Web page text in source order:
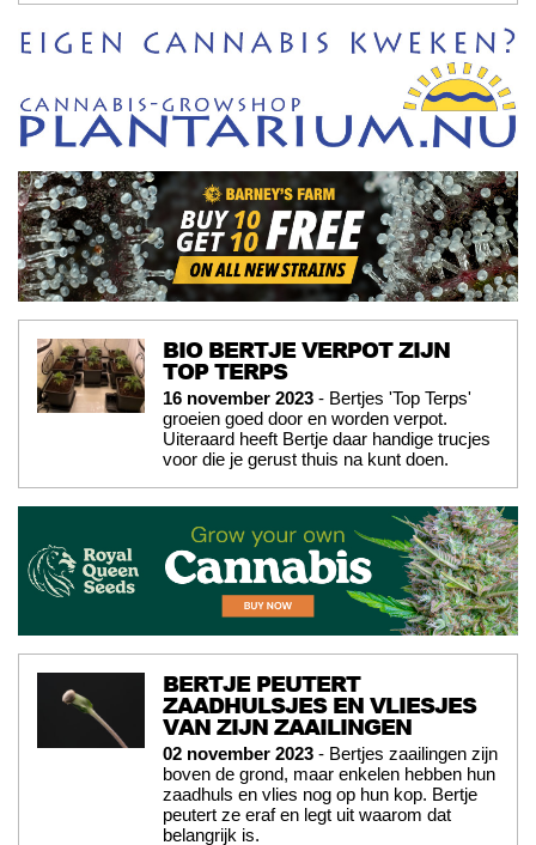
BIO BERTJE VERPOT ZIJN
TOP TERPS
16 november 2023 - Bertjes 'Top Terps'
groeien goed door en worden verpot.
Uiteraard heeft Bertje daar handige trucjes
voor die je gerust thuis na kunt doen.
BERTJE PEUTERT
ZAADHULSJES EN VLIESJES
VAN ZIJN ZAAILINGEN
02 november 2023 - Bertjes zaailingen zijn
boven de grond, maar enkelen hebben hun
zaadhuls en vlies nog op hun kop. Bertje
peutert ze eraf en legt uit waarom dat
belangrijk is.